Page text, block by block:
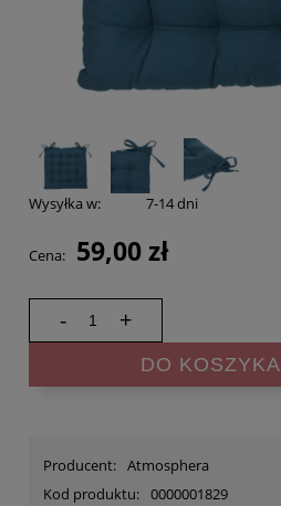
Wysyłka w: 7-14 dni
Cena: 59,00 zł
- +
DO KOSZYKA
Producent: Atmosphera
Kod produktu: 0000001829